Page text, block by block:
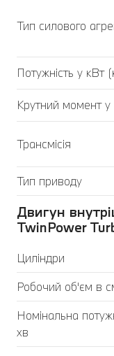
Тип силового
Потужність у кВт
Крутний момент
Трансмісія
Тип приводу
Двигун
TwinPower
Циліндри
Робочий об'єм в
Номінальна
хв